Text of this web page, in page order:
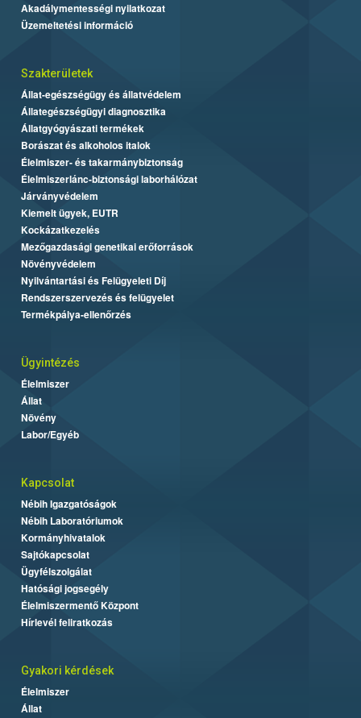
Akadálymentességi nyilatkozat
Üzemeltetési információ
Szakterületek
Állat-egészségügy és állatvédelem
Állategészségügyi diagnosztika
Állatgyógyászati termékek
Borászat és alkoholos italok
Élelmiszer- és takarmánybiztonság
Élelmiszerlánc-biztonsági laborhálózat
Járványvédelem
Kiemelt ügyek, EUTR
Kockázatkezelés
Mezőgazdasági genetikai erőforrások
Növényvédelem
Nyilvántartási és Felügyeleti Díj
Rendszerszervezés és felügyelet
Termékpálya-ellenőrzés
Ügyintézés
Élelmiszer
Állat
Növény
Labor/Egyéb
Kapcsolat
Nébih Igazgatóságok
Nébih Laboratóriumok
Kormányhivatalok
Sajtókapcsolat
Ügyfélszolgálat
Hatósági jogsegély
Élelmiszermentő Központ
Hírlevél feliratkozás
Gyakori kérdések
Élelmiszer
Állat